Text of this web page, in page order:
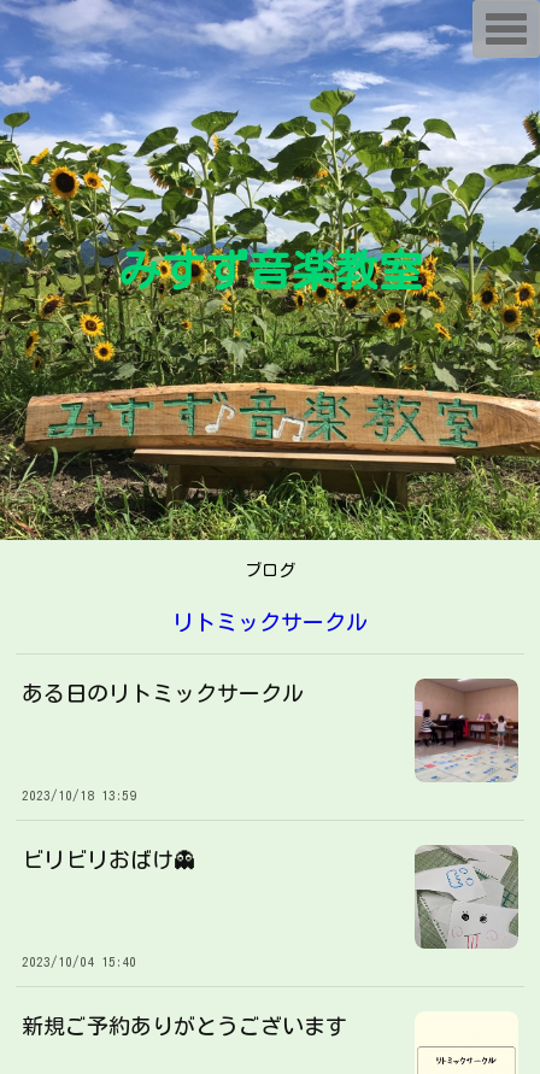
みすず音楽教室
ブログ
リトミックサークル
ある日のリトミックサークル
2023/10/18 13:59
ビリビリおばけ👻
2023/10/04 15:40
新規ご予約ありがとうございます
T
o
g
g
v
i
g
a
i
o
n